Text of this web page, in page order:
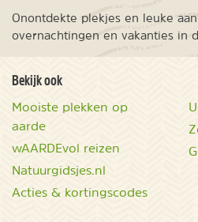
Onontdekte plekjes en leuke
overnachtingen en vakanties in
Bekijk ook
Mooiste plekken op
aarde
wAARDEvol reizen
Natuurgidsjes.nl
Acties & kortingscodes